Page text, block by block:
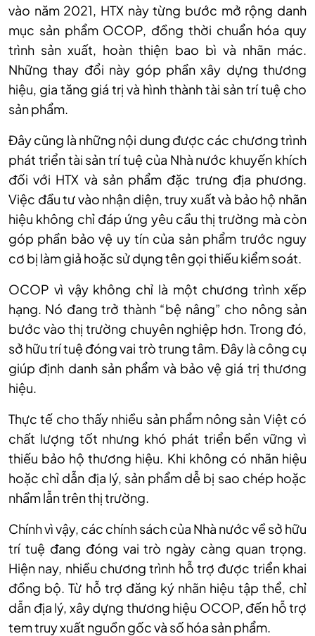
vào năm 2021, HTX này từng bước mở rộng danh
mục sản phẩm OCOP, đồng thời chuẩn hóa quy
trình sản xuất, hoàn thiện bao bì và nhãn mác.
Những thay đổi này góp phần xây dựng thương
hiệu, gia tăng giá trị và hình thành tài sản trí tuệ cho
sản phẩm.
Đây cũng là những nội dung được các chương trình
phát triển tài sản trí tuệ của Nhà nước khuyến khích
đối với HTX và sản phẩm đặc trưng địa phương.
Việc đầu tư vào nhận diện, truy xuất và bảo hộ nhãn
hiệu không chỉ đáp ứng yêu cầu thị trường mà còn
góp phần bảo vệ uy tín của sản phẩm trước nguy
cơ bị làm giả hoặc sử dụng tên gọi thiếu kiểm soát.
OCOP vì vậy không chỉ là một chương trình xếp
hạng. Nó đang trở thành “bệ nâng” cho nông sản
bước vào thị trường chuyên nghiệp hơn. Trong đó,
sở hữu trí tuệ đóng vai trò trung tâm. Đây là công cụ
giúp định danh sản phẩm và bảo vệ giá trị thương
hiệu.
Thực tế cho thấy nhiều sản phẩm nông sản Việt có
chất lượng tốt nhưng khó phát triển bền vững vì
thiếu bảo hộ thương hiệu. Khi không có nhãn hiệu
hoặc chỉ dẫn địa lý, sản phẩm dễ bị sao chép hoặc
nhầm lẫn trên thị trường.
Chính vì vậy, các chính sách của Nhà nước về sở hữu
trí tuệ đang đóng vai trò ngày càng quan trọng.
Hiện nay, nhiều chương trình hỗ trợ được triển khai
đồng bộ. Từ hỗ trợ đăng ký nhãn hiệu tập thể, chỉ
dẫn địa lý, xây dựng thương hiệu OCOP, đến hỗ trợ
tem truy xuất nguồn gốc và số hóa sản phẩm.